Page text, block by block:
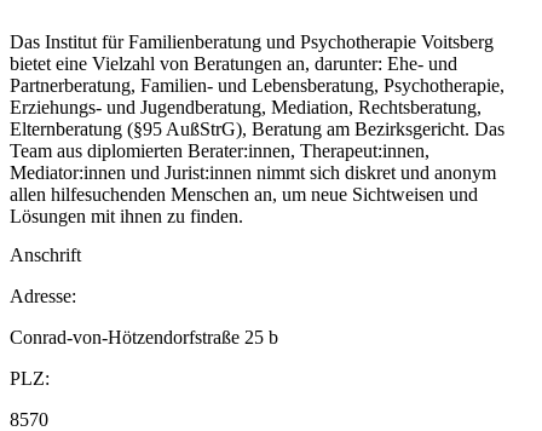
Das Institut für Familienberatung und Psychotherapie Voitsberg
bietet eine Vielzahl von Beratungen an, darunter: Ehe- und
Partnerberatung, Familien- und Lebensberatung, Psychotherapie,
Erziehungs- und Jugendberatung, Mediation, Rechtsberatung,
Elternberatung (§95 AußStrG), Beratung am Bezirksgericht. Das
Team aus diplomierten Berater:innen, Therapeut:innen,
Mediator:innen und Jurist:innen nimmt sich diskret und anonym
allen hilfesuchenden Menschen an, um neue Sichtweisen und
Lösungen mit ihnen zu finden.
Anschrift
Adresse:
Conrad-von-Hötzendorfstraße 25 b
PLZ:
8570